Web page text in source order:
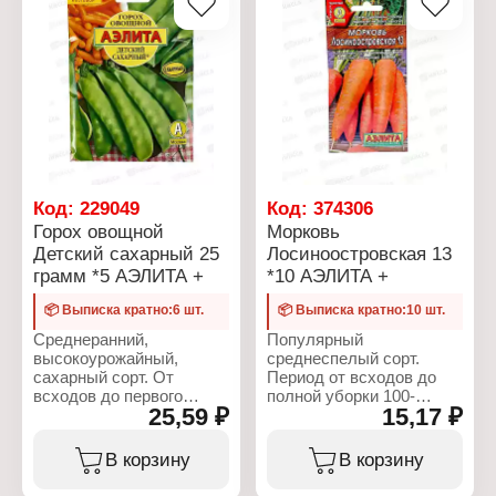
Производитель: Аэлита
Тип товара: Семена
Вид: Огурец
Сорт: "Крепыш"
Гибрид: F1
Срок созревания:
ультрараннеспелый
Упаковка: Евро
стрелкованию.
Характеристики:
Производитель: Аэлита
Тип товара: Семена
Вид: Редис
Сорт: "Ранний красный"
Срок созревания:
скороспелый
Вес: 3 г
срезки. Для получения
более раннего урожая
возможен подзимний
Характеристики:
Производитель: Аэлита
Тип товара: Семена
Сорт: "Русское застолье"
Срок созревания:
раннеспелая
Упаковка: Евро
Вес: 2 г
Код: 229049
Горох овощной
Детский сахарный 25
грамм *5 АЭЛИТА +
📦 Выписка кратно:6 шт.
Среднеранний,
высокоурожайный,
сахарный сорт. От
всходов до первого
сбора 55-65 дней.
Растения высотой 50-70
см. Бобы длинные,
широкие. Створки не
25,59 ₽
В корзину
Код:374306
Морковь
Лосиноостровская 13
*10 АЭЛИТА +
📦 Выписка кратно:10 шт.
Популярный
среднеспелый сорт.
Период от всходов до
полной уборки 100-
110дней. Корнеплоды
сортотипа Берликум/
Нантская, длиной 16-18
см, массой 160-170 г.
15,17 ₽
В корзину